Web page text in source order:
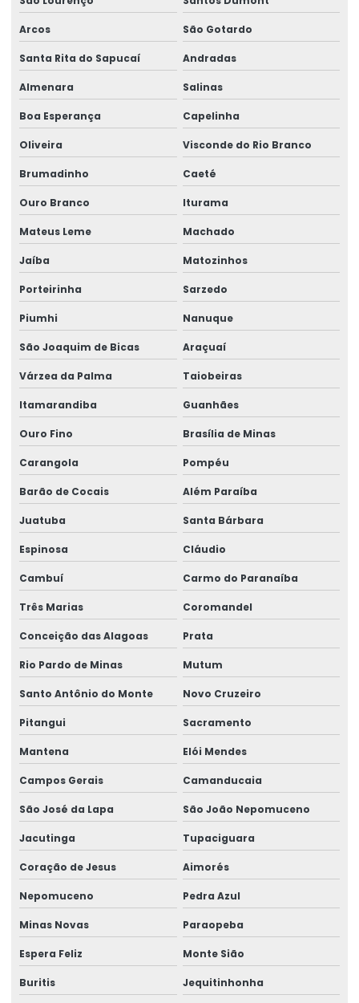
Peças para talha elétrica
Ponte rolante fabricante
Projetos especiais em pontes rolantes
Projetos especiais em talhas elétricas
Radio controle para ponte rolante
Reforma de caminho de rolamento
Reforma De Equipamentos De Movimentação De Cargas
Reforma De Talhas Elétricas
Reforma de ponte rolante
Reforma de ponte rolante em am
Reforma de ponte rolante em pr
Reforma de ponte rolante em rs
Reforma de talha elétrica
Reforma de talha elétrica em am
Reforma de talha elétrica em sc
Representação swf krantechnik brasil
Retrofit de pontes rolantes
Sensor anti colisão ponte rolante
Serviço De Manutenção Preventiva
Serviço De Montagem De Elevadores De Carga
Serviço De Reforma De Pontes Rolantes
Serviços Especializados Em Reforma De Pontes Rolantes
Sistema festoon para pontes rolantes
Talha De Cabo Aço Com Monitoramento
Talha De Cabo De Aço Eletrônica
Talha De Cinta Aço Carbono
Arcos São Gotardo
Santa Rita do Sapucaí Andradas
Almenara Salinas
Boa Esperança Capelinha
Oliveira Visconde do Rio Branco
Brumadinho Caeté
Ouro Branco Iturama
Mateus Leme Machado
Jaíba Matozinhos
Porteirinha Sarzedo
Piumhi Nanuque
São Joaquim de Bicas Araçuaí
Várzea da Palma Taiobeiras
Itamarandiba Guanhães
Ouro Fino Brasília de Minas
Carangola Pompéu
Barão de Cocais Além Paraíba
Juatuba Santa Bárbara
Espinosa Cláudio
Cambuí Carmo do Paranaíba
Três Marias Coromandel
Conceição das Alagoas Prata
Rio Pardo de Minas Mutum
Santo Antônio do Monte Novo Cruzeiro
Pitangui Sacramento
Mantena Elói Mendes
Campos Gerais Camanducaia
São José da Lapa São João Nepomuceno
Jacutinga Tupaciguara
Coração de Jesus Aimorés
Nepomuceno Pedra Azul
Minas Novas Paraopeba
Espera Feliz Monte Sião
Buritis Jequitinhonha